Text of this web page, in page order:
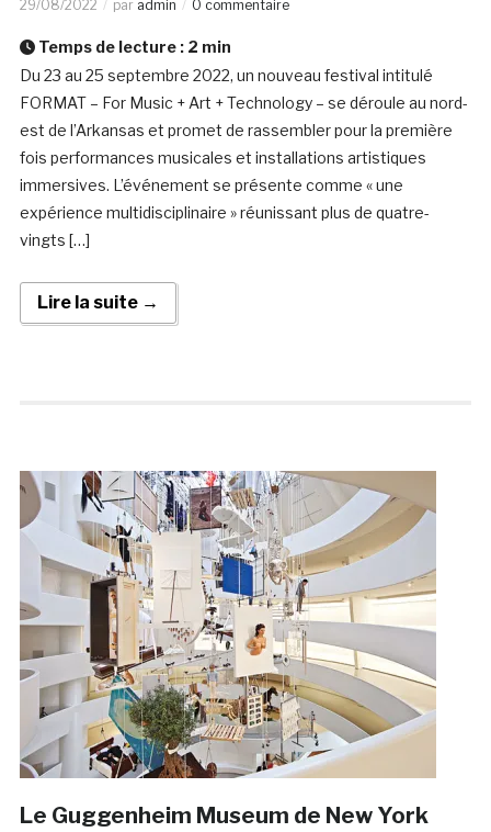
29/08/2022 par admin 0 commentaire
Temps de lecture : 2 min
Du 23 au 25 septembre 2022, un nouveau festival intitulé
FORMAT – For Music + Art + Technology – se déroule au nord-
est de l’Arkansas et promet de rassembler pour la première
fois performances musicales et installations artistiques
immersives. L’événement se présente comme « une
expérience multidisciplinaire » réunissant plus de quatre-
vingts […]
Lire la suite →
Le Guggenheim Museum de New York